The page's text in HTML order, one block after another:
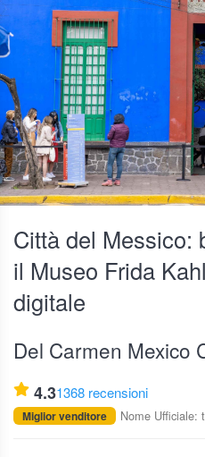
Città del Messico:
il Museo Frida
digitale
Del Carmen Mexico
4.31368 recensioni
Miglior venditore Nome Ufficiale: